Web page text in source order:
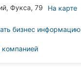
Фукса, 79 На карте
бизнес информацию
компанией